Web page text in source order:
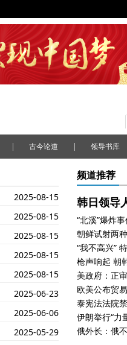
古今论道 领导书库
2025-08-15
2025-08-15
2025-08-15
2025-08-15
2025-08-15
2025-06-23
2025-06-06
2025-05-29
频道推荐
朝鲜试射两
“我不高兴”
欧美公布贸
伊朗举行“力
俄外长：俄